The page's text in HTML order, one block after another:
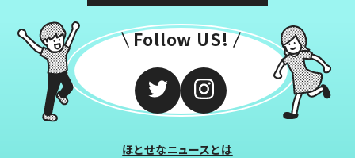
Follow US!
ほとせなニュースとは